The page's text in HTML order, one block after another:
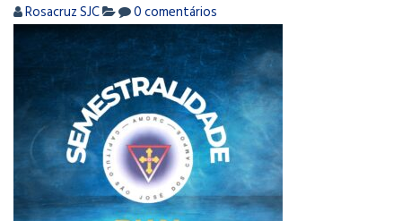
Rosacruz SJC 0 comentários